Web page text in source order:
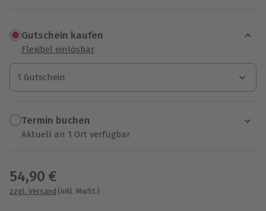
Gutschein kaufen
Flexibel einlösbar
1 Gutschein
1 Gutschein
1 Gutschein
Termin buchen
Aktuell an 1 Ort verfügbar
54,90 €
zzgl. Versand (inkl. MwSt.)